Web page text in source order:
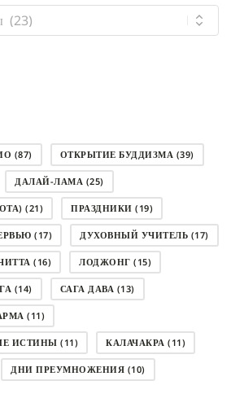
(87) ОТКРЫТИЕ БУДДИЗМА (39)
ДАЛАЙ-ЛАМА (25)
(21) ПРАЗДНИКИ (19)
(17) ДУХОВНЫЙ УЧИТЕЛЬ (17)
(16) ЛОДЖОНГ (15)
(14) САГА ДАВА (13)
(11)
ИСТИНЫ (11) КАЛАЧАКРА (11)
ДНИ ПРЕУМНОЖЕНИЯ (10)